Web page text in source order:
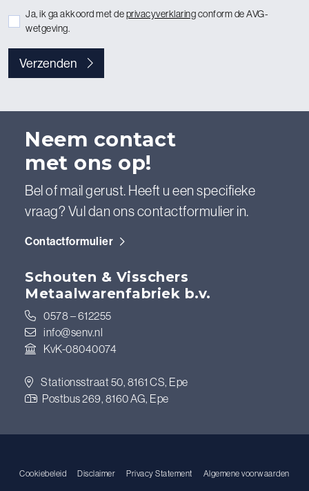
Ja, ik ga akkoord met deprivacyverklaringconform de AVG-
wetgeving.
Verzenden
Neem contact
met ons op!
Bel of mail gerust. Heeft u een specifieke
vraag? Vul dan ons contactformulier in.
Contactformulier
Schouten & Visschers
Metaalwarenfabriek b.v.
0578 – 612255
info@senv.nl
KvK-08040074
Stationsstraat 50, 8161 CS, Epe
Postbus 269, 8160 AG, Epe
Cookiebeleid Disclaimer Privacy Statement Algemene voorwaarden